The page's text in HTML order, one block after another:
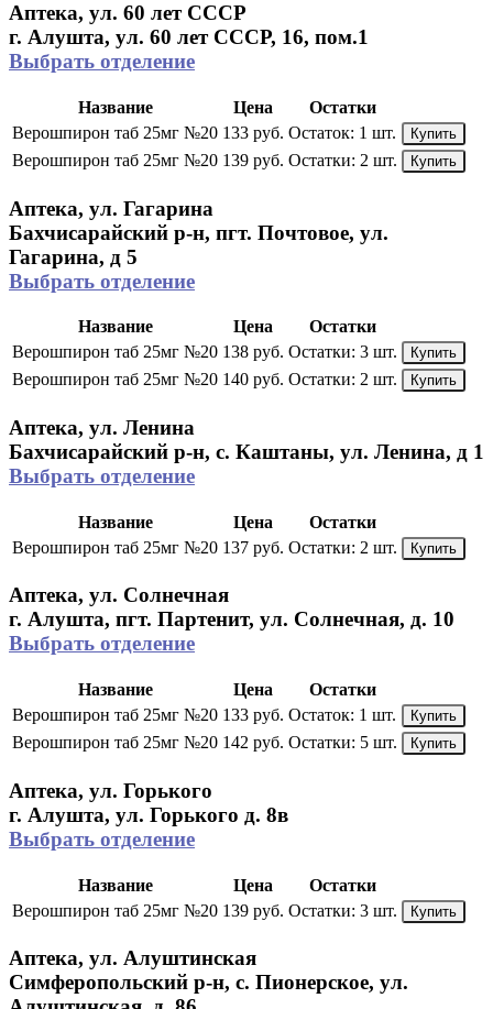
Аптека, ул. 60 лет СССР
г. Алушта, ул. 60 лет СССР, 16, пом.1
Выбрать отделение
Название Цена
Остатки
Верошпирон таб 25мг №20 133 руб. Остаток: 1 шт. Купить
Верошпирон таб 25мг №20 139 руб. Остатки: 2 шт. Купить
Аптека, ул. Гагарина
Бахчисарайский р-н, пгт. Почтовое, ул.
Гагарина, д 5
Выбрать отделение
Название Цена
Остатки
Верошпирон таб 25мг №20 138 руб. Остатки: 3 шт. Купить
Верошпирон таб 25мг №20 140 руб. Остатки: 2 шт. Купить
Аптека, ул. Ленина
Бахчисарайский р-н, с. Каштаны, ул. Ленина, д 1
Выбрать отделение
Название Цена
Остатки
Верошпирон таб 25мг №20 137 руб. Остатки: 2 шт. Купить
Аптека, ул. Солнечная
г. Алушта, пгт. Партенит, ул. Солнечная, д. 10
Выбрать отделение
Название Цена
Остатки
Верошпирон таб 25мг №20 133 руб. Остаток: 1 шт. Купить
Верошпирон таб 25мг №20 142 руб. Остатки: 5 шт. Купить
Аптека, ул. Горького
г. Алушта, ул. Горького д. 8в
Выбрать отделение
Название Цена
Остатки
Верошпирон таб 25мг №20 139 руб. Остатки: 3 шт. Купить
Аптека, ул. Алуштинская
Симферопольский р-н, с. Пионерское, ул.